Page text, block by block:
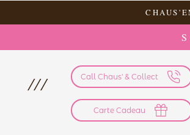
/// Call Chaus' & Collect
Carte Cadeau